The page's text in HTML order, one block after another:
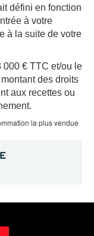
défini en fonction
à votre
à la suite de votre
000 € TTC et/ou le
des droits
aux recettes ou
la plus vendue